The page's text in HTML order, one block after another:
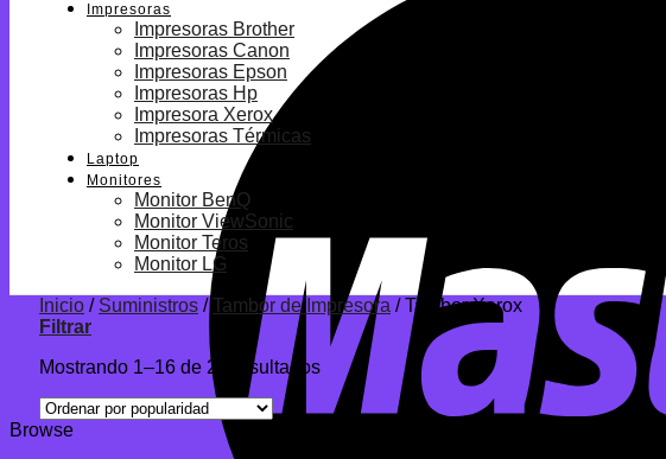
Impresoras
Impresoras Brother
Impresoras Canon
Impresoras Epson
Impresoras Hp
Impresora Xerox
Impresoras Térmicas
Laptop
Monitores
Monitor BenQ
Monitor ViewSonic
Monitor Teros
Monitor LG
Inicio / Suministros / Tambor de Impresora /Tambor Xerox
Filtrar
Mostrando 1–16 de 26 resultados
Browse